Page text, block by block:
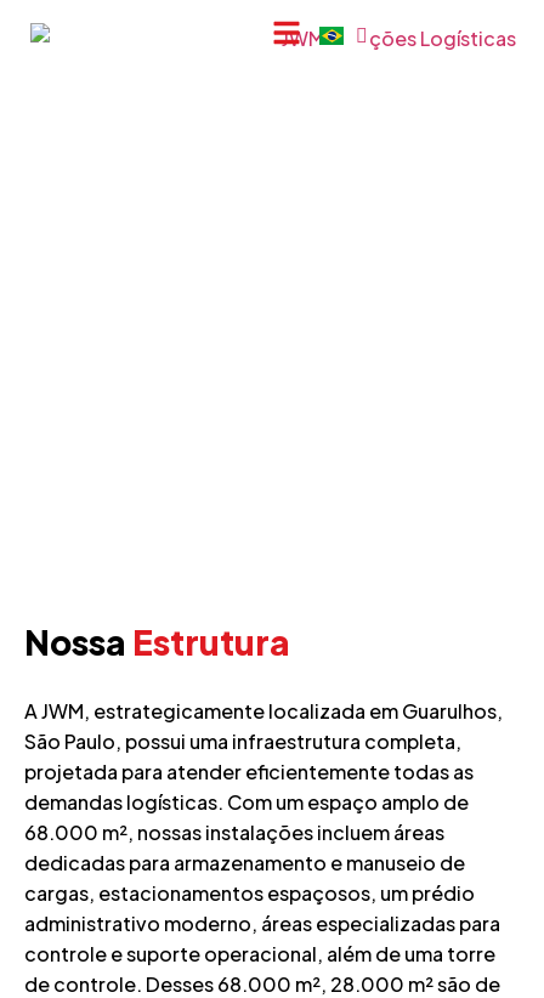
Nossa Estrutura
A JWM, estrategicamente localizada em Guarulhos,
São Paulo, possui uma infraestrutura completa,
projetada para atender eficientemente todas as
demandas logísticas. Com um espaço amplo de
68.000 m², nossas instalações incluem áreas
dedicadas para armazenamento e manuseio de
cargas, estacionamentos espaçosos, um prédio
administrativo moderno, áreas especializadas para
controle e suporte operacional, além de uma torre
de controle. Desses 68.000 m², 28.000 m² são de